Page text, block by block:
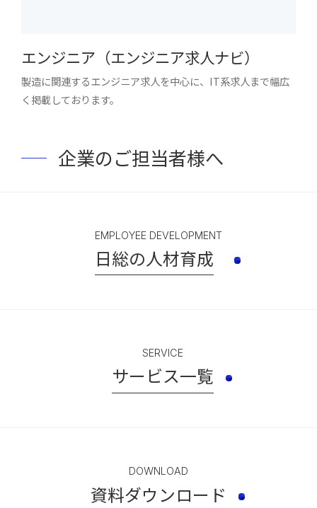
エンジニア（エンジニア求人ナビ）
製造に関連するエンジニア求人を中心に、IT系求人まで幅広
く掲載しております。
企業のご担当者様へ
EMPLOYEE DEVELOPMENT
日総の人材育成
SERVICE
サービス一覧
DOWNLOAD
資料ダウンロード